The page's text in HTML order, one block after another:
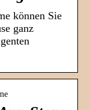
können Sie
ganz